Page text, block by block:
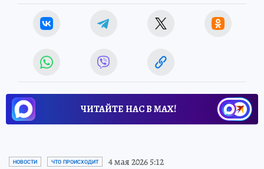
ЧИТАЙТЕ НАС В МАХ!
НОВОСТИ ЧТО ПРОИСХОДИТ 4 мая 2026 5:12